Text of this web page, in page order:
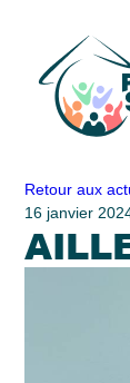
Passer
contenu
Retour aux
16 janvier